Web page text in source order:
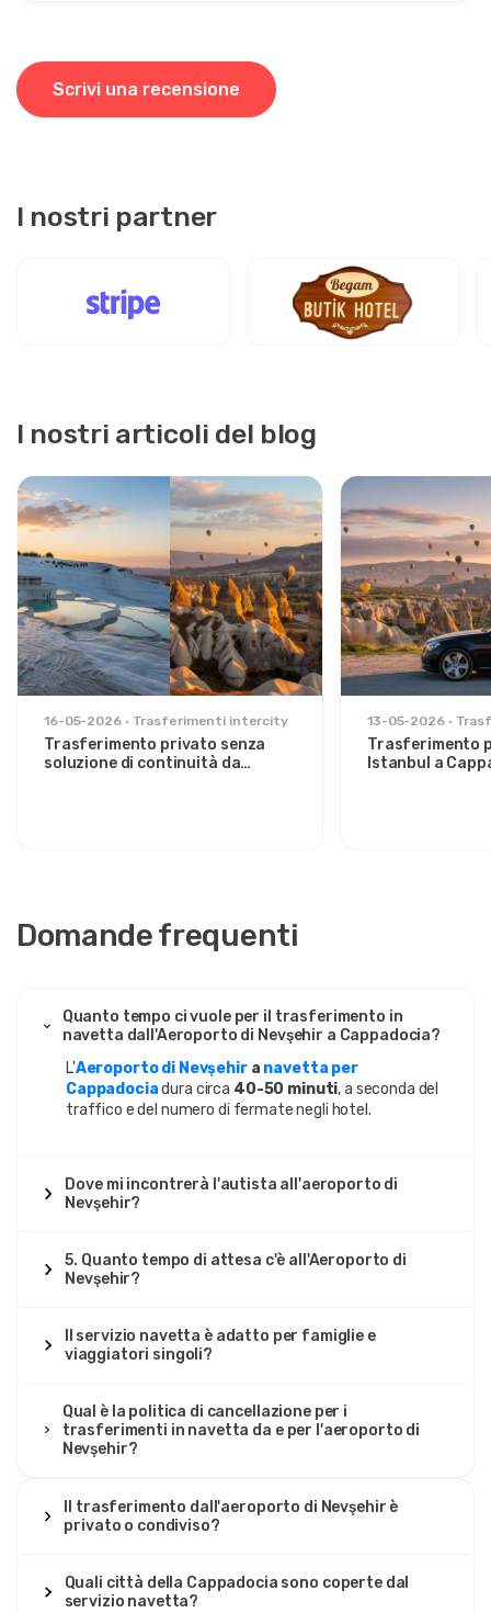
Scrivi una recensione
I nostri partner
I nostri articoli del blog
16-05-2026 Trasferimenti intercity
Trasferimento privato senza
soluzione di continuità da
13-05-2026
Trasferimento
Istanbul a
Domande frequenti
Quanto tempo ci vuole per il trasferimento in
navetta dall'Aeroporto di Nevşehir a Cappadocia?
L'Aeroporto di Nevşehira navetta per
Cappadociadura circa 40-50 minuti, a seconda del
traffico e del numero di fermate negli hotel.
Dove mi incontrerà l'autista all'aeroporto di
Nevşehir?
5. Quanto tempo di attesa c'è all'Aeroporto di
Nevşehir?
Il servizio navetta è adatto per famiglie e
viaggiatori singoli?
Qual è la politica di cancellazione per i
trasferimenti in navetta da e per l'aeroporto di
Nevşehir?
Il trasferimento dall'aeroporto di Nevşehir è
privato o condiviso?
Quali città della Cappadocia sono coperte dal
servizio navetta?